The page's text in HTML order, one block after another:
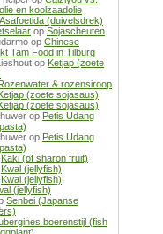
en koolzaadolie
Asafoetida (duivelsdrek)
op Sojascheuten
op Chinese
Tam Food in Tilburg
op Ketjap (zoete
Rozenwater & rozensiroop
Ketjap (zoete sojasaus)
Ketjap (zoete sojasaus)
op Petis Udang
op Petis Udang
Kaki (of sharon fruit)
Kwal (jellyfish)
Kwal (jellyfish)
(jellyfish)
Senbei (Japanse
boerenstijl (fish